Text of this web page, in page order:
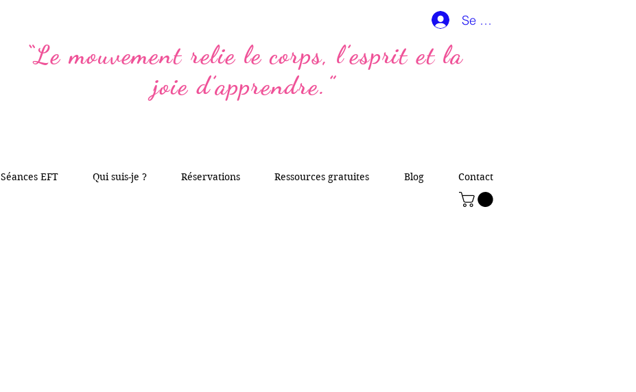
“Le mouvement relie le corps, l’esprit et la
joie d’apprendre.”
Se connecter
Séances EFT Qui suis-je ? Réservations Ressources gratuites Blog Contact